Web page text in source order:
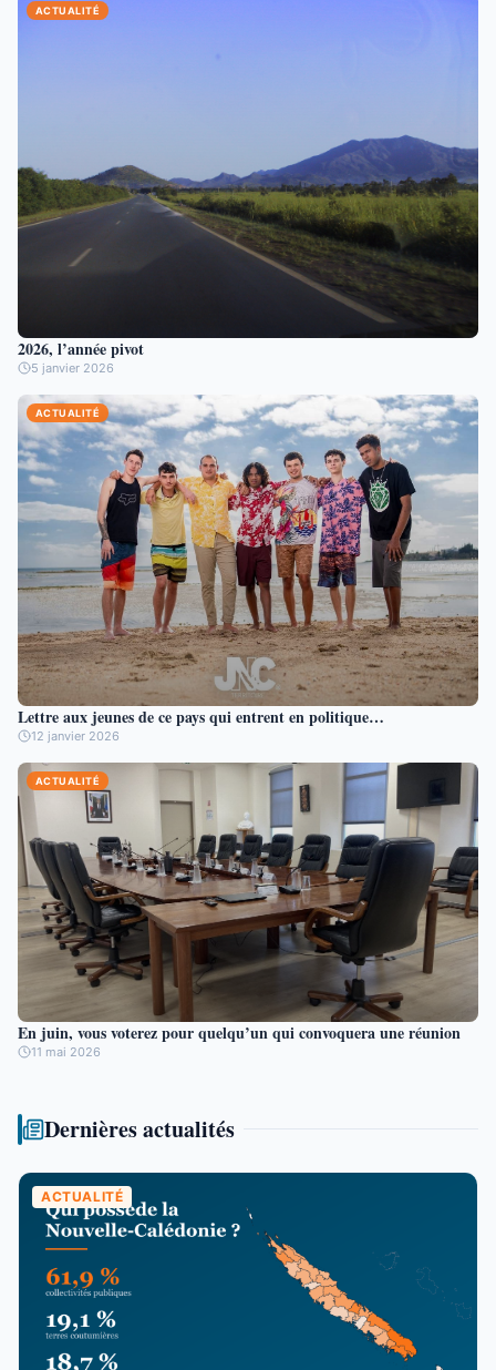
ACTUALITÉ
2026, l’année pivot
5 janvier 2026
ACTUALITÉ
Lettre aux jeunes de ce pays qui entrent en politique…
12 janvier 2026
ACTUALITÉ
En juin, vous voterez pour quelqu’un qui convoquera une réunion
11 mai 2026
Dernières actualités
ACTUALITÉ